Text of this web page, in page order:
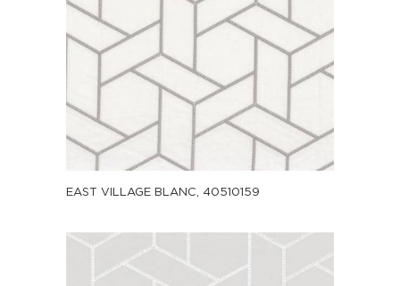
EAST VILLAGE BLANC, 40510159